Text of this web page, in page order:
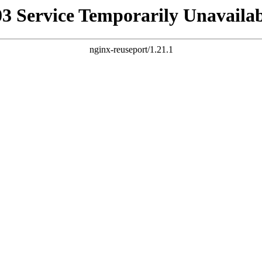
Service Temporarily
nginx-reuseport/1.21.1